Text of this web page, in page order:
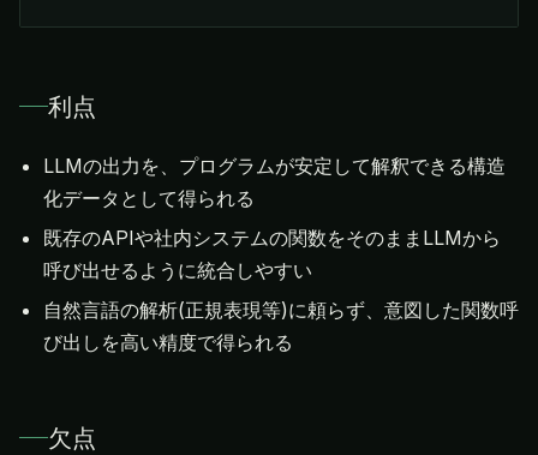
利点
LLMの出力を、プログラムが安定して解釈できる構造
化データとして得られる
既存のAPIや社内システムの関数をそのままLLMから
呼び出せるように統合しやすい
自然言語の解析(正規表現等)に頼らず、意図した関数呼
び出しを高い精度で得られる
欠点